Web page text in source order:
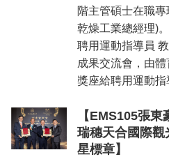
與
訊
息
階主管碩士在職
乾燥工業總經理)
聘用運動指導員
成果交流會，由
獎座給聘用運動
【EMS105張
瑞穗天合國際
星標章】